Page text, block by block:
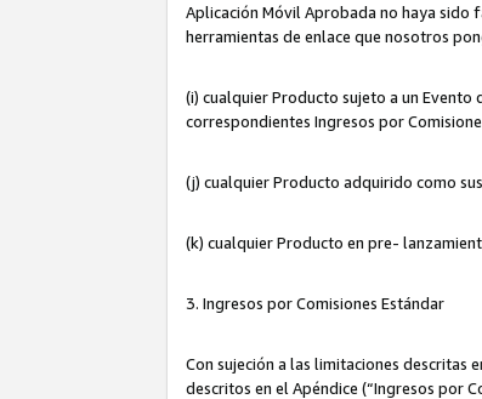
Aplicación Móvil Aprobada no haya sido
herramientas de enlace que nosotros
(i) cualquier Producto sujeto a un Evento
correspondientes Ingresos por
(j) cualquier Producto adquirido como
(k) cualquier Producto en pre-
3. Ingresos por Comisiones Estándar
Con sujeción a las limitaciones descritas
descritos en el Apéndice (“Ingresos por